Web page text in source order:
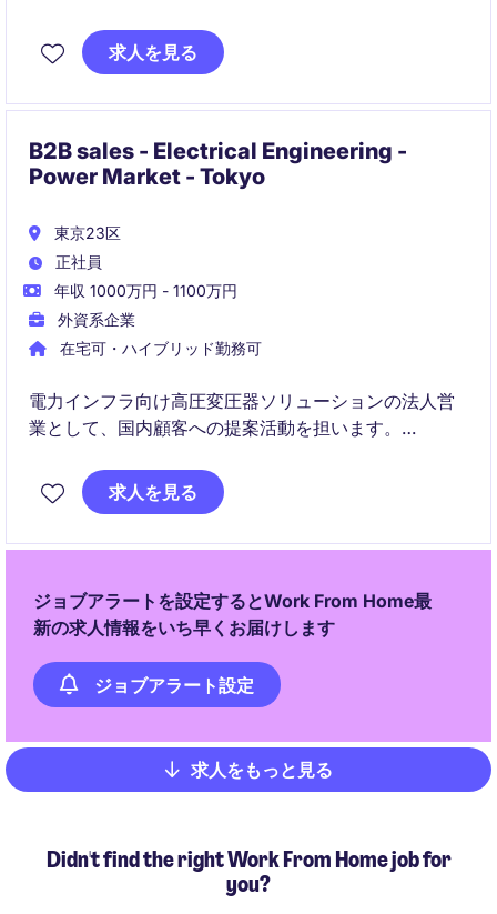
躍いただきます。
求人を見る
B2B sales - Electrical Engineering -
Power Market - Tokyo
東京23区
正社員
年収 1000万円 - 1100万円
外資系企業
在宅可・ハイブリッド勤務可
電力インフラ向け高圧変圧器ソリューションの法人営
業として、国内顧客への提案活動を担います。
技術部門やプロジェクトチームと連携しながら、受注
から納入まで一貫して関与する役割です。
求人を見る
ジョブアラートを設定するとWork From Home最
新の求人情報をいち早くお届けします
ジョブアラート設定
Pagination
求人をもっと見る
Didn't find the right Work From Home job for
you?